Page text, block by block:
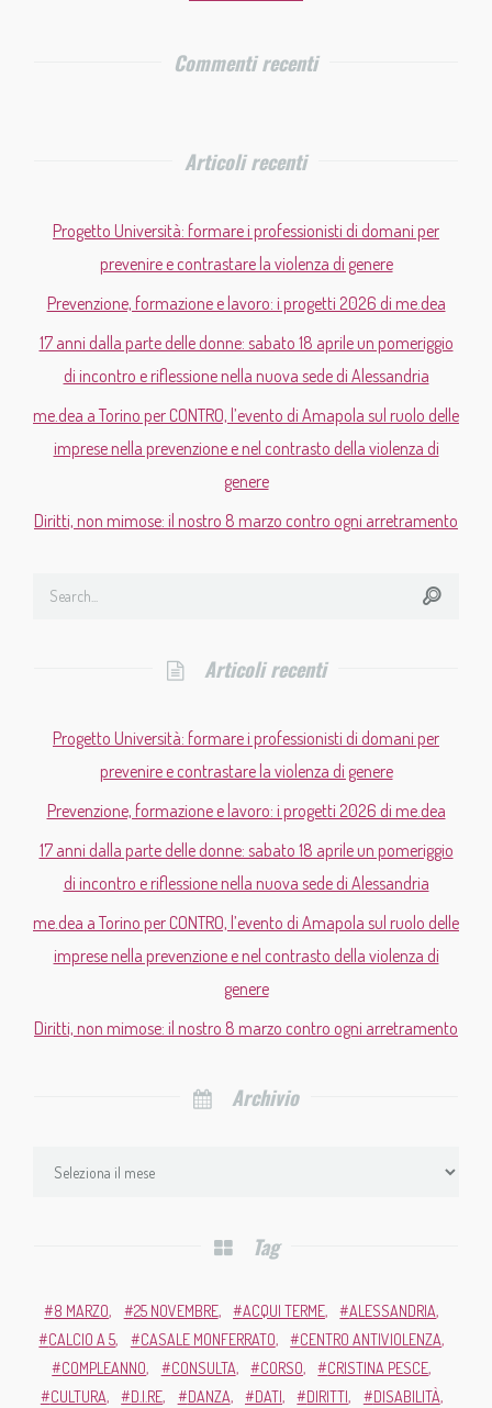
Commenti recenti
Articoli recenti
Progetto Università: formare i professionisti di domani per
prevenire e contrastare la violenza di genere
Prevenzione, formazione e lavoro: i progetti 2026 di me.dea
17 anni dalla parte delle donne: sabato 18 aprile un pomeriggio
di incontro e riflessione nella nuova sede di Alessandria
me.dea a Torino per CONTRO, l’evento di Amapola sul ruolo delle
imprese nella prevenzione e nel contrasto della violenza di
genere
Diritti, non mimose: il nostro 8 marzo contro ogni arretramento
Articoli recenti
Progetto Università: formare i professionisti di domani per
prevenire e contrastare la violenza di genere
Prevenzione, formazione e lavoro: i progetti 2026 di me.dea
17 anni dalla parte delle donne: sabato 18 aprile un pomeriggio
di incontro e riflessione nella nuova sede di Alessandria
me.dea a Torino per CONTRO, l’evento di Amapola sul ruolo delle
imprese nella prevenzione e nel contrasto della violenza di
genere
Diritti, non mimose: il nostro 8 marzo contro ogni arretramento
Archivio
Tag
8 MARZO 25 NOVEMBRE ACQUI TERME
ALESSANDRIA
CALCIO A 5
CASALE MONFERRATO
CENTRO ANTIVIOLENZA
COMPLEANNO
CONSULTA CORSO
CRISTINA PESCE
CULTURA
D.I.RE DANZA DATI DIRITTI DISABILITÀ